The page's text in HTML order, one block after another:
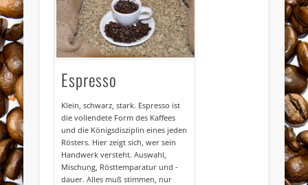
Espresso
Klein, schwarz, stark. Espresso ist
die vollendete Form des Kaffees
und die Königsdisziplin eines jeden
Rösters. Hier zeigt sich, wer sein
Handwerk versteht. Auswahl,
Mischung, Rösttemparatur und -
dauer. Alles muß stimmen, nur